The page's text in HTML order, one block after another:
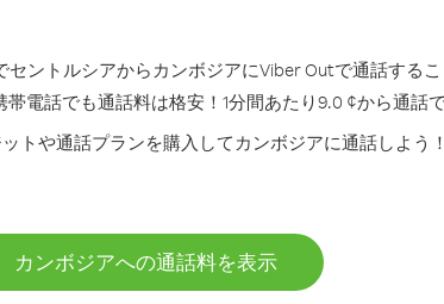
ントルシアからカンボジアにViber Outで通話するこ
電話でも通話料は格安！1分間あたり9.0 ¢から通話で
トや通話プランを購入してカンボジアに通話しよう！
カンボジアへの通話料を表示